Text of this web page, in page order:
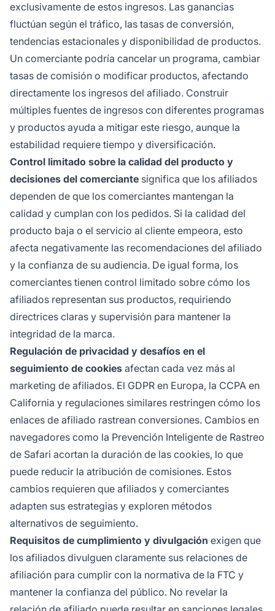
exclusivamente de estos ingresos. Las ganancias
fluctúan según el tráfico, las tasas de conversión,
tendencias estacionales y disponibilidad de productos.
Un comerciante podría cancelar un programa, cambiar
tasas de comisión o modificar productos, afectando
directamente los ingresos del afiliado. Construir
múltiples fuentes de ingresos con diferentes programas
y productos ayuda a mitigar este riesgo, aunque la
estabilidad requiere tiempo y diversificación.
Control limitado sobre la calidad del producto y
decisiones del comerciante significa que los afiliados
dependen de que los comerciantes mantengan la
calidad y cumplan con los pedidos. Si la calidad del
producto baja o el servicio al cliente empeora, esto
afecta negativamente las recomendaciones del afiliado
y la confianza de su audiencia. De igual forma, los
comerciantes tienen control limitado sobre cómo los
afiliados representan sus productos, requiriendo
directrices claras y supervisión para mantener la
integridad de la marca.
Regulación de privacidad y desafíos en el
seguimiento de cookies afectan cada vez más al
marketing de afiliados. El GDPR en Europa, la CCPA en
California y regulaciones similares restringen cómo los
enlaces de afiliado rastrean conversiones. Cambios en
navegadores como la Prevención Inteligente de Rastreo
de Safari acortan la duración de las cookies, lo que
puede reducir la atribución de comisiones. Estos
cambios requieren que afiliados y comerciantes
adapten sus estrategias y exploren métodos
alternativos de seguimiento.
Requisitos de cumplimiento y divulgación exigen que
los afiliados divulguen claramente sus relaciones de
afiliación para cumplir con la normativa de la FTC y
mantener la confianza del público. No revelar la